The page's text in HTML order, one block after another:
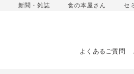
新聞・雑誌 食の本屋さん セ
よくあるご質問